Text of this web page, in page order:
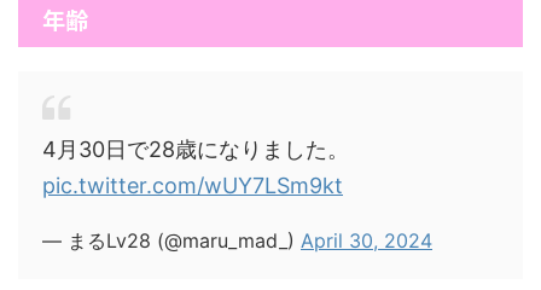
年齢
4月30日で28歳になりました。
pic.twitter.com/wUY7LSm9kt
— まるLv28 (@maru_mad_) April 30, 2024